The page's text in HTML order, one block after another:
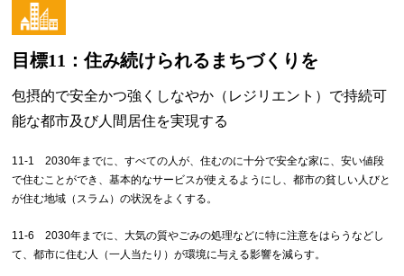
目標11：住み続けられるまちづくりを
包摂的で安全かつ強くしなやか（レジリエント）で持続可
能な都市及び人間居住を実現する
11-1 2030年までに、すべての人が、住むのに十分で安全な家に、安い値段
で住むことができ、基本的なサービスが使えるようにし、都市の貧しい人びと
が住む地域（スラム）の状況をよくする。
11-6 2030年までに、大気の質やごみの処理などに特に注意をはらうなどし
て、都市に住む人（一人当たり）が環境に与える影響を減らす。